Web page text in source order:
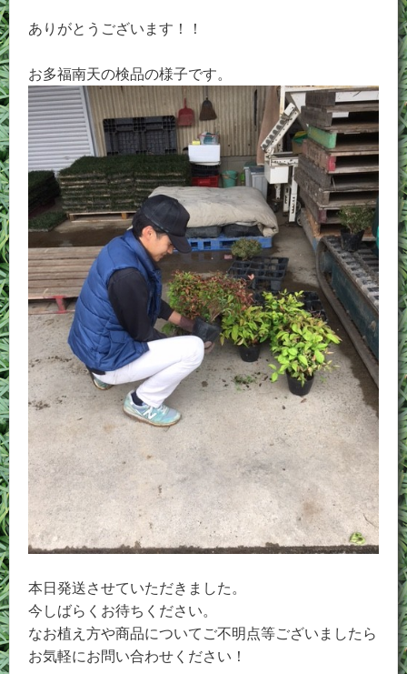
ありがとうございます！！
お多福南天の検品の様子です。
本日発送させていただきました。
今しばらくお待ちください。
なお植え方や商品についてご不明点等ございましたら
お気軽にお問い合わせください！